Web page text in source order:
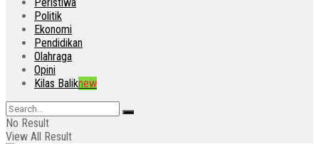
Politik
Ekonomi
Pendidikan
Olahraga
Opini
Kilas Baliknew
No Result
View All Result